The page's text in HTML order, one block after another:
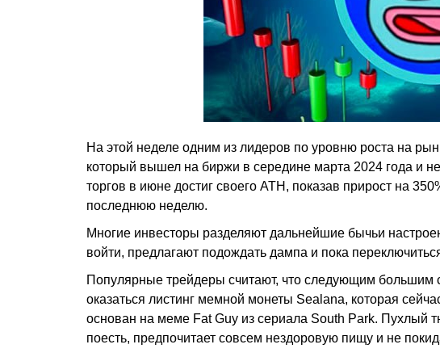
На этой неделе одним из лидеров по уровню роста на
который вышел на биржи в середине марта 2024 года и
торгов в июне достиг своего ATH, показав прирост на
последнюю неделю.
Многие инвесторы разделяют дальнейшие бычьи
войти, предлагают подождать дампа и пока
Популярные трейдеры считают, что следующим
оказаться листинг мемной монеты Sealana, которая
основан на меме Fat Guy из сериала South Park. Пухлый
поесть, предпочитает совсем нездоровую пищу и не